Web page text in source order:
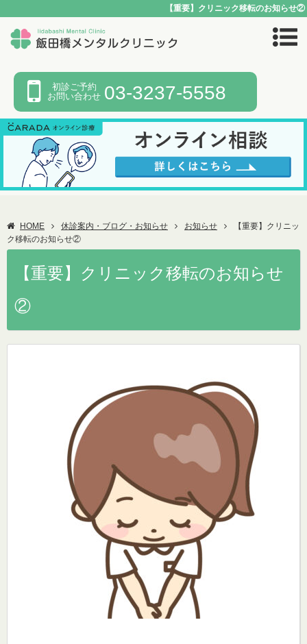
【重要】クリニック移転のお知らせ②
初診ご予約
お問い合わせ 03-3237-5558
HOME 休診案内・ブログ・お知らせ お知らせ
【重要】クリニッ
ク移転のお知らせ②
【重要】クリニック移転のお知らせ
②